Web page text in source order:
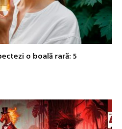
o boală rară: 5